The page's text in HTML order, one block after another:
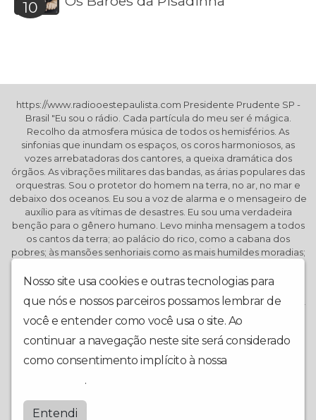
10
Nosso site usa cookies e outras tecnologias para
que nós e nossos parceiros possamos lembrar de
você e entender como você usa o site. Ao
continuar a navegação neste site será considerado
como consentimento implícito à nossa
.
Entendi
https://www.radiooestepaulista.com Presidente Prudente SP -
Brasil "Eu sou o rádio. Cada partícula do meu ser é mágica.
Recolho da atmosfera música de todos os hemisférios. As
sinfonias que inundam os espaços, os coros harmoniosos, as
vozes arrebatadoras dos cantores, a queixa dramática dos
órgãos. As vibrações militares das bandas, as árias populares das
orquestras. Sou o protetor do homem na terra, no ar, no mar e
debaixo dos oceanos. Eu sou a voz de alarma e o mensageiro de
auxílio para as vítimas de desastres. Eu sou uma verdadeira
benção para o gênero humano. Levo minha mensagem a todos
os cantos da terra; ao palácio do rico, como a cabana dos
pobres; às mansões senhoriais como as mais humildes moradias;
velho; ao enfermo e ao cego, como ao são e ao robusto. Em
precioso que Deus dotou a humanidade. É impossível conceber
outra arte ou ciência tão maravilhosa e de tanta utilidade ao
para o gênero humano"... (Esse belissimo texto é antigo e de
autoria desconhecida. Foi usado por inúmeras emissoras na hora